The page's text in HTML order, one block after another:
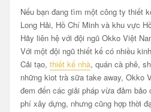
Nếu bạn đang tìm một công ty thiết
Long Hải, Hồ Chí Minh và khu vực
Hãy liên hệ với đội ngũ Okko Việt
Với một đội ngũ thiết kế có nhiều
Cải tạo, thiết kế nhà, quán cà phê,
những kiot trà sữa take away, Okko
đem đến các giải pháp vừa đảm
phí xây dựng, nhưng cũng hợp thời